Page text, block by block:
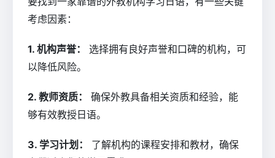
考虑因素：
1. 机构声誉：
选择拥有良好声誉和口碑的机构，可
以降低风险。
2. 教师资质：
确保外教具备相关资质和经验，能
够有效教授日语。
3. 学习计划：
了解机构的课程安排和教材，确保